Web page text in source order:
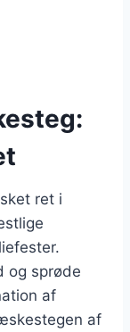
ret i
og sprøde
af
af